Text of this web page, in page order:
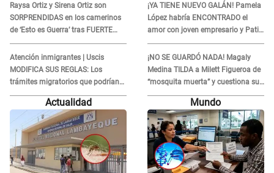
Raysa Ortiz y Sirena Ortiz son
SORPRENDIDAS en los camerinos
de ‘Esto es Guerra’ tras FUERTE
ENFRENTAMIENTO con Gabriel
Moisés: “Gracias”
Atención inmigrantes | Uscis
MODIFICA SUS REGLAS: Los
trámites migratorios que podrían
necesitar tu prueba de ADN
¡YA TIENE NUEVO GALÁN! Pamela
López habría ENCONTRADO el
amor con joven empresario y Pati
Lorena la ECHA en VIVO
¡NO SE GUARDÓ NADA! Magaly
Medina TILDA a Milett Figueroa de
“mosquita muerta” y cuestiona su
RECONCILIACIÓN con Marcelo
Tinelli en TV argentina
Actualidad Mundo